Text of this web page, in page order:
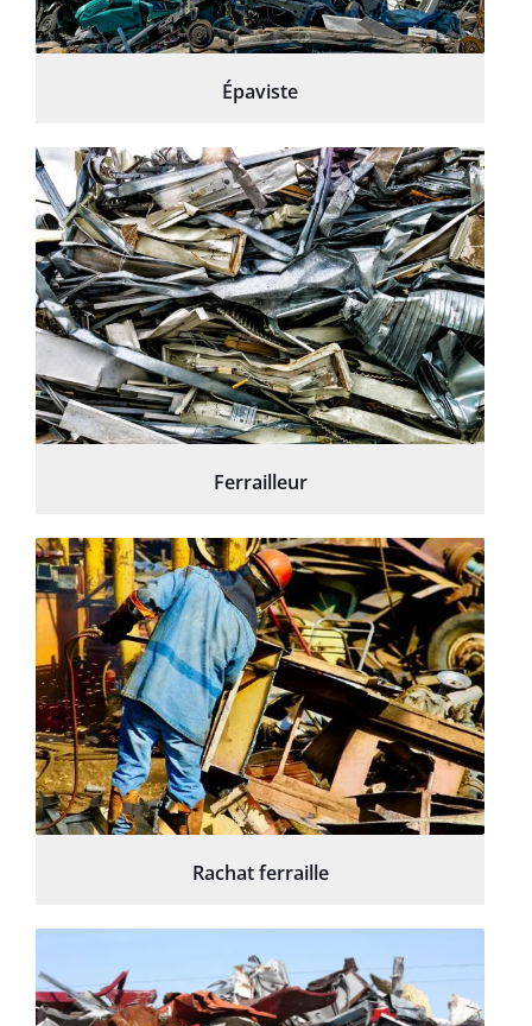
Épaviste
Ferrailleur
Rachat ferraille